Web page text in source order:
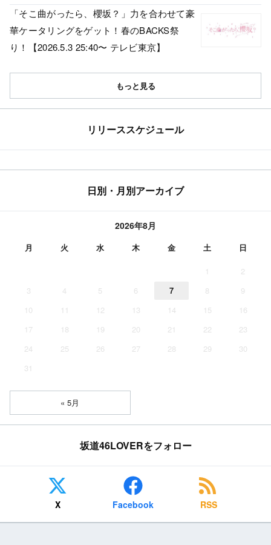
「そこ曲がったら、櫻坂？」力を合わせて豪
華ケータリングをゲット！春のBACKS祭
り！【2026.5.3 25:40〜 テレビ東京】
もっと見る
リリーススケジュール
日別・月別アーカイブ
2026年8月
月 火 水 木 金 土 日
1
2
3
4 5 6 7 8
9
10
11 12 13 14 15
16
17
18 19 20 21 22
23
24
25 26 27 28 29
30
31
« 5月
坂道46LOVERをフォロー
X Facebook RSS